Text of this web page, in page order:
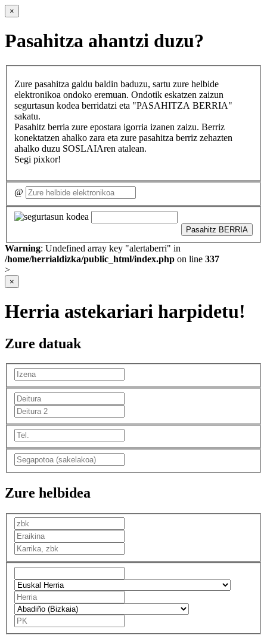
×
Pasahitza ahantzi duzu?
Zure pasahitza galdu baldin baduzu, sartu zure helbide
elektronikoa ondoko eremuan. Ondotik eskatzen zaizun
segurtasun kodea berridatzi eta "PASAHITZA BERRIA"
sakatu.
Pasahitz berria zure epostara igorria izanen zaizu. Berriz
konektatzen ahalko zara eta zure pasahitza berriz zehazten
ahalko duzu SOSLAIAren atalean.
Segi pixkor!
@
Pasahitz BERRIA
Warning: Undefined array key "alertaberri" in
/home/herrialdizka/public_html/index.php on line 337
>
×
Herria astekariari harpidetu!
Zure datuak
Zure helbidea